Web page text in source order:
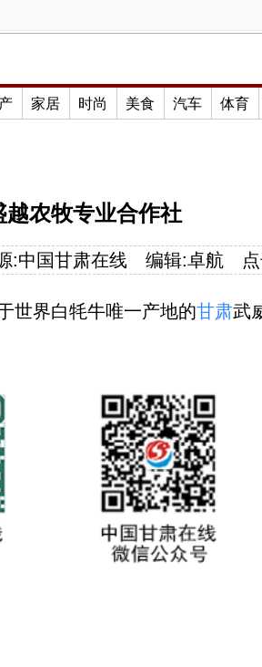
家居 时尚 美食 汽车 体育
越农牧专业合作社
:中国甘肃在线 编辑:卓航
世界白牦牛唯一产地的甘肃武